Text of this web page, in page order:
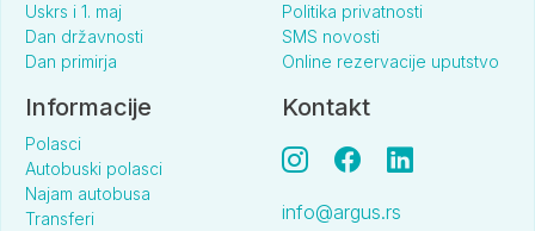
Uskrs i 1. maj
Dan državnosti
Dan primirja
Politika privatnosti
SMS novosti
Online rezervacije uputstvo
Informacije
Polasci
Autobuski polasci
Najam autobusa
Transferi
Kontakt
info@argus.rs